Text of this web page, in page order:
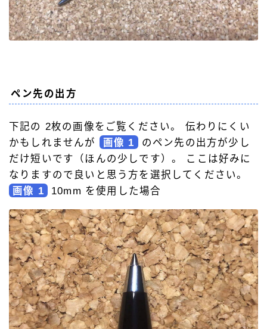
ペン先の出方
下記の 2枚の画像をご覧ください。 伝わりにくい
かもしれませんが
画像 1
のペン先の出方が少し
だけ短いです（ほんの少しです）。 ここは好みに
なりますので良いと思う方を選択してください。
画像 1
10mm を使用した場合